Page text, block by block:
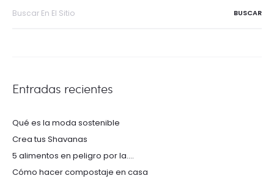
Entradas recientes
Qué es la moda sostenible
Crea tus Shavanas
5 alimentos en peligro por la….
Cómo hacer compostaje en casa